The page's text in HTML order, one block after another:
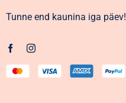
Tunne end kaunina iga päev!